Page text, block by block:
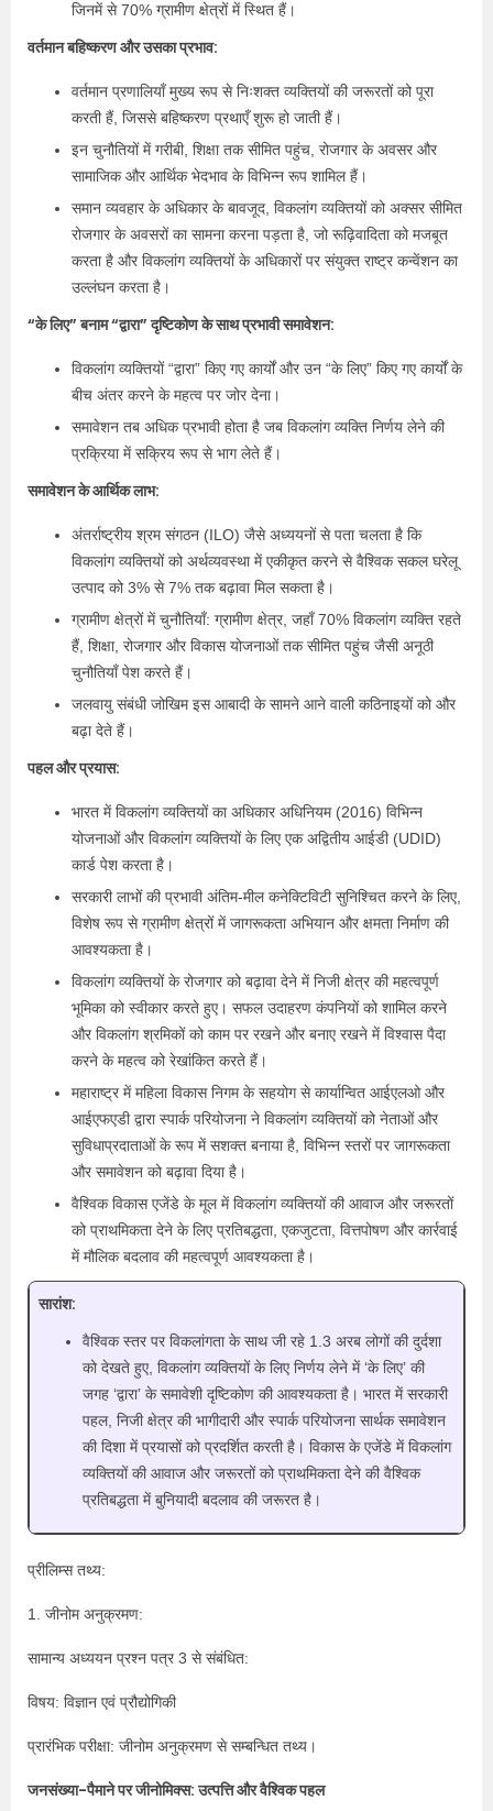
जिनमें से 70% ग्रामीण क्षेत्रों में स्थित हैं।
वर्तमान बहिष्करण और उसका प्रभाव:
वर्तमान प्रणालियाँ मुख्य रूप से निःशक्त व्यक्तियों की जरूरतों को पूरा
करती हैं, जिससे बहिष्करण प्रथाएँ शुरू हो जाती हैं।
इन चुनौतियों में गरीबी, शिक्षा तक सीमित पहुंच, रोजगार के अवसर और
सामाजिक और आर्थिक भेदभाव के विभिन्न रूप शामिल हैं।
समान व्यवहार के अधिकार के बावजूद, विकलांग व्यक्तियों को अक्सर सीमित
रोजगार के अवसरों का सामना करना पड़ता है, जो रूढ़िवादिता को मजबूत
करता है और विकलांग व्यक्तियों के अधिकारों पर संयुक्त राष्ट्र कन्वेंशन का
उल्लंघन करता है।
“के लिए” बनाम “द्वारा” दृष्टिकोण के साथ प्रभावी समावेशन:
विकलांग व्यक्तियों “द्वारा” किए गए कार्यों और उन “के लिए” किए गए कार्यों के
बीच अंतर करने के महत्व पर जोर देना।
समावेशन तब अधिक प्रभावी होता है जब विकलांग व्यक्ति निर्णय लेने की
प्रक्रिया में सक्रिय रूप से भाग लेते हैं।
समावेशन के आर्थिक लाभ:
अंतर्राष्ट्रीय श्रम संगठन (ILO) जैसे अध्ययनों से पता चलता है कि
विकलांग व्यक्तियों को अर्थव्यवस्था में एकीकृत करने से वैश्विक सकल घरेलू
उत्पाद को 3% से 7% तक बढ़ावा मिल सकता है।
ग्रामीण क्षेत्रों में चुनौतियाँ: ग्रामीण क्षेत्र, जहाँ 70% विकलांग व्यक्ति रहते
हैं, शिक्षा, रोजगार और विकास योजनाओं तक सीमित पहुंच जैसी अनूठी
चुनौतियाँ पेश करते हैं।
जलवायु संबंधी जोखिम इस आबादी के सामने आने वाली कठिनाइयों को और
बढ़ा देते हैं।
पहल और प्रयास:
भारत में विकलांग व्यक्तियों का अधिकार अधिनियम (2016) विभिन्न
योजनाओं और विकलांग व्यक्तियों के लिए एक अद्वितीय आईडी (UDID)
कार्ड पेश करता है।
सरकारी लाभों की प्रभावी अंतिम-मील कनेक्टिविटी सुनिश्चित करने के लिए,
विशेष रूप से ग्रामीण क्षेत्रों में जागरूकता अभियान और क्षमता निर्माण की
आवश्यकता है।
विकलांग व्यक्तियों के रोजगार को बढ़ावा देने में निजी क्षेत्र की महत्वपूर्ण
भूमिका को स्वीकार करते हुए। सफल उदाहरण कंपनियों को शामिल करने
और विकलांग श्रमिकों को काम पर रखने और बनाए रखने में विश्वास पैदा
करने के महत्व को रेखांकित करते हैं।
महाराष्ट्र में महिला विकास निगम के सहयोग से कार्यान्वित आईएलओ और
आईएफएडी द्वारा स्पार्क परियोजना ने विकलांग व्यक्तियों को नेताओं और
सुविधाप्रदाताओं के रूप में सशक्त बनाया है, विभिन्न स्तरों पर जागरूकता
और समावेशन को बढ़ावा दिया है।
वैश्विक विकास एजेंडे के मूल में विकलांग व्यक्तियों की आवाज और जरूरतों
को प्राथमिकता देने के लिए प्रतिबद्धता, एकजुटता, वित्तपोषण और कार्रवाई
में मौलिक बदलाव की महत्वपूर्ण आवश्यकता है।
सारांश:
वैश्विक स्तर पर विकलांगता के साथ जी रहे 1.3 अरब लोगों की दुर्दशा
को देखते हुए, विकलांग व्यक्तियों के लिए निर्णय लेने में ‘के लिए’ की
जगह ‘द्वारा’ के समावेशी दृष्टिकोण की आवश्यकता है। भारत में सरकारी
पहल, निजी क्षेत्र की भागीदारी और स्पार्क परियोजना सार्थक समावेशन
की दिशा में प्रयासों को प्रदर्शित करती है। विकास के एजेंडे में विकलांग
व्यक्तियों की आवाज और जरूरतों को प्राथमिकता देने की वैश्विक
प्रतिबद्धता में बुनियादी बदलाव की जरूरत है।
प्रीलिम्स तथ्य:
1. जीनोम अनुक्रमण:
सामान्य अध्ययन प्रश्न पत्र 3 से संबंधित:
विषय: विज्ञान एवं प्रौद्योगिकी
प्रारंभिक परीक्षा: जीनोम अनुक्रमण से सम्बन्धित तथ्य।
जनसंख्या-पैमाने पर जीनोमिक्स: उत्पत्ति और वैश्विक पहल